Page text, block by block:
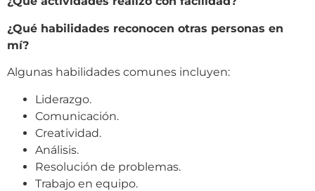
¿Qué habilidades reconocen otras personas en
mí?
Algunas habilidades comunes incluyen:
Liderazgo.
Comunicación.
Creatividad.
Análisis.
Resolución de problemas.
Trabajo en equipo.